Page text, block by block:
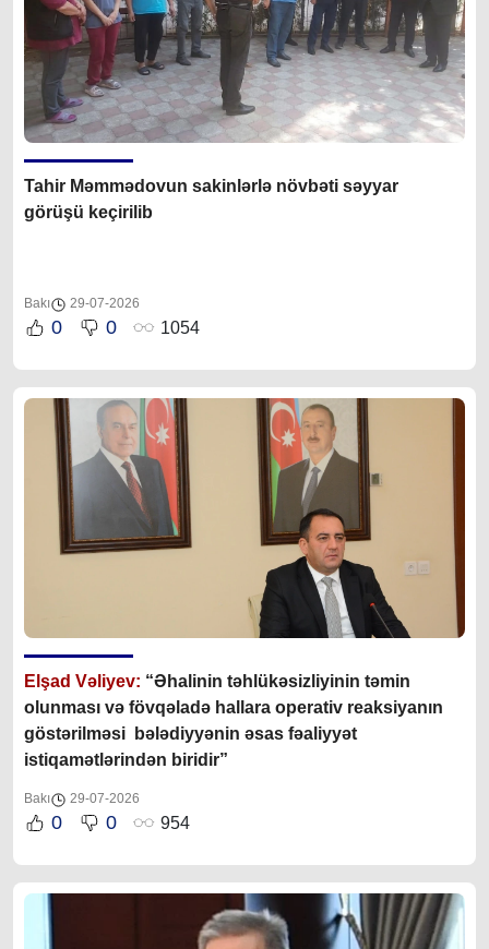
Tahir Məmmədovun sakinlərlə növbəti səyyar
görüşü keçirilib
Bakı 29-07-2026
0 0 1054
Elşad Vəliyev: “Əhalinin təhlükəsizliyinin təmin
olunması və fövqəladə hallara operativ reaksiyanın
göstərilməsi bələdiyyənin əsas fəaliyyət
istiqamətlərindən biridir”
Bakı 29-07-2026
0 0 954